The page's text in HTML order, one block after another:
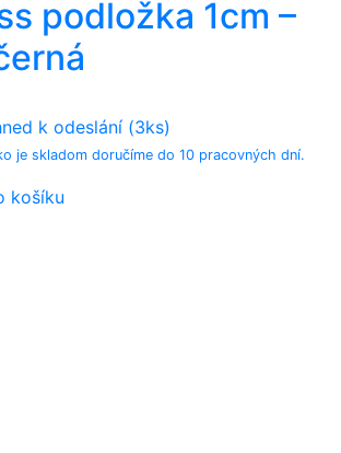
podložka 1cm –
k odeslání (3ks)
je skladom doručíme do 10 pracovných dní.
košíku